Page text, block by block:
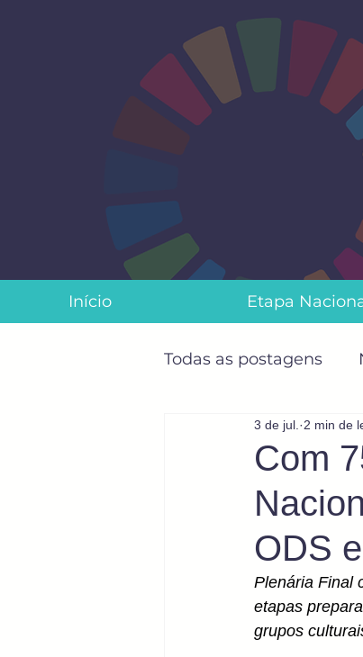
Início Etapa
Todas as postagens
Com
ODS
3 de jul. 2 min de
Plenária Final
etapas
grupos